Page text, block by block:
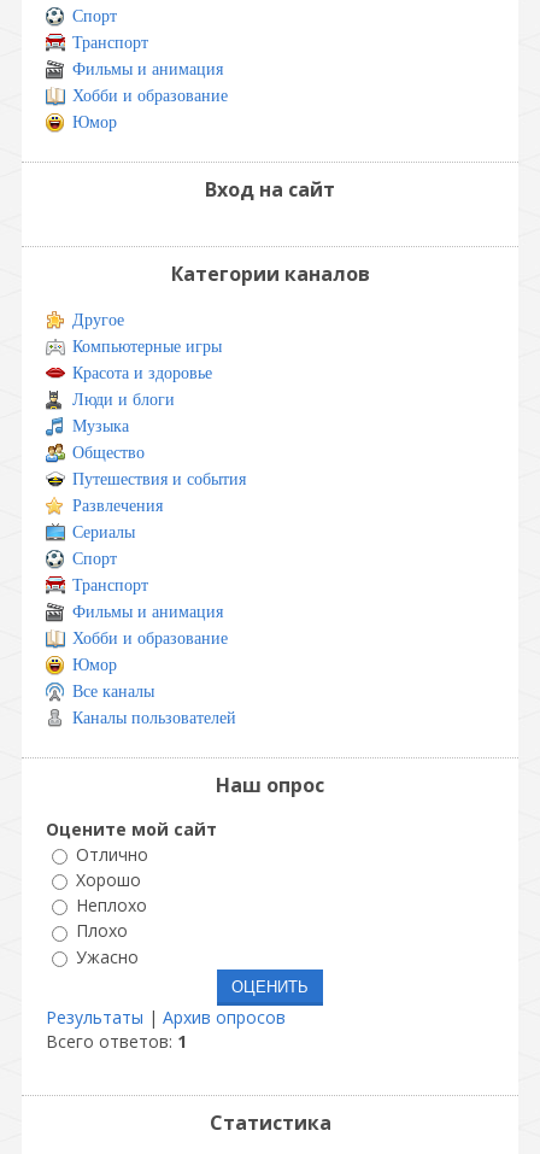
Спорт
Транспорт
Фильмы и анимация
Хобби и образование
Юмор
Вход на сайт
Категории каналов
Другое
Компьютерные игры
Красота и здоровье
Люди и блоги
Музыка
Общество
Путешествия и события
Развлечения
Сериалы
Спорт
Транспорт
Фильмы и анимация
Хобби и образование
Юмор
Все каналы
Каналы пользователей
Наш опрос
Оцените мой сайт
Отлично
Хорошо
Неплохо
Плохо
Ужасно
Результаты | Архив опросов
Всего ответов: 1
Статистика